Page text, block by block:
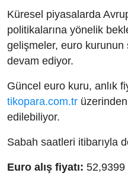
Küresel piyasalarda
politikalarına yönelik
gelişmeler, euro
devam ediyor.
Güncel euro kuru, anlık
tikopara.com.tr
edilebiliyor.
Sabah saatleri itibarıyla
Euro alış fiyatı: 52,9399